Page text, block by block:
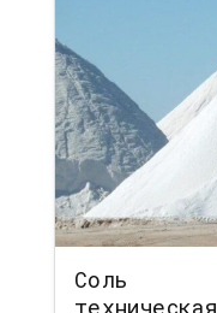
Соль
техническая